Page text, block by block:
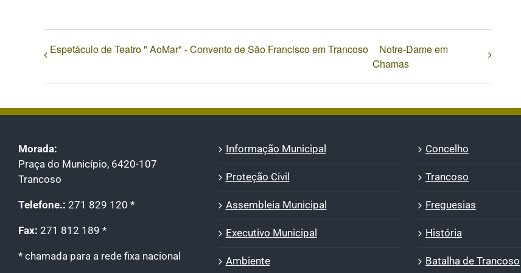
publicado)
Espetáculo de Teatro " AoMar" - Convento de São Francisco em Trancoso
Notre-Dame em
Chamas
Morada:
Praça do Município, 6420-107
Trancoso
Telefone.: 271 829 120 *
Fax: 271 812 189 *
* chamada para a rede fixa nacional
Informação Municipal
Proteção Civil
Assembleia Municipal
Executivo Municipal
Ambiente
Concelho
Trancoso
Freguesias
História
Batalha de Trancoso